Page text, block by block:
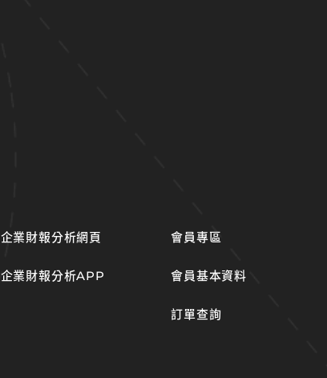
企業財報分析網頁
企業財報分析APP
會員專區
會員基本資料
訂單查詢